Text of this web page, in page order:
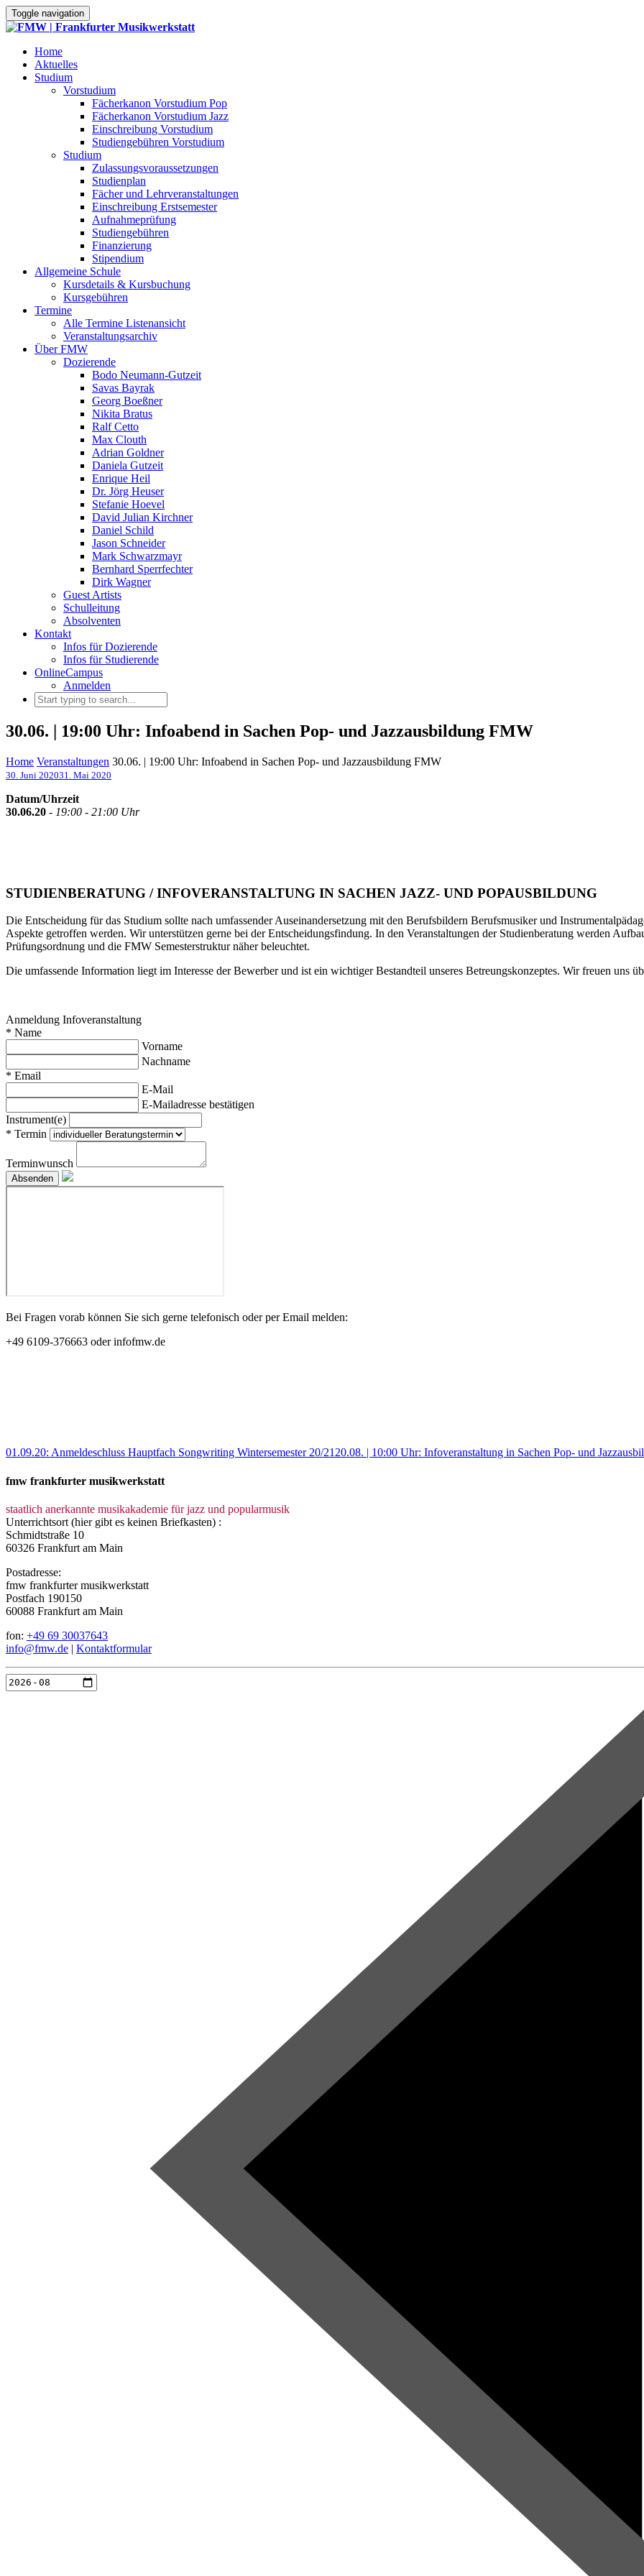
Toggle navigation
Home
Aktuelles
Studium
Vorstudium
Fächerkanon Vorstudium Pop
Fächerkanon Vorstudium Jazz
Einschreibung Vorstudium
Studiengebühren Vorstudium
Studium
Zulassungsvoraussetzungen
Studienplan
Fächer und Lehrveranstaltungen
Einschreibung Erstsemester
Aufnahmeprüfung
Studiengebühren
Finanzierung
Stipendium
Allgemeine Schule
Kursdetails & Kursbuchung
Kursgebühren
Termine
Alle Termine Listenansicht
Veranstaltungsarchiv
Über FMW
Dozierende
Bodo Neumann-Gutzeit
Savas Bayrak
Georg Boeßner
Nikita Bratus
Ralf Cetto
Max Clouth
Adrian Goldner
Daniela Gutzeit
Enrique Heil
Dr. Jörg Heuser
Stefanie Hoevel
David Julian Kirchner
Daniel Schild
Jason Schneider
Mark Schwarzmayr
Bernhard Sperrfechter
Dirk Wagner
Guest Artists
Schulleitung
Absolventen
Kontakt
Infos für Dozierende
Infos für Studierende
OnlineCampus
Anmelden
30.06. | 19:00 Uhr: Infoabend in Sachen Pop- und Jazzausbildung FMW
Home Veranstaltungen 30.06. | 19:00 Uhr: Infoabend in Sachen Pop- und Jazzausbildung FMW
30. Juni 202031. Mai 2020
Datum/Uhrzeit
30.06.20 - 19:00 - 21:00 Uhr
STUDIENBERATUNG / INFOVERANSTALTUNG IN SACHEN JAZZ- UND POPAUSBILDUNG
Die Entscheidung für das Studium sollte nach umfassender Auseinandersetzung mit den Berufsbildern Berufsmusiker und
Aspekte getroffen werden. Wir unterstützen gerne bei der Entscheidungsfindung. In den Veranstaltungen der Studienberatung werden
Prüfungsordnung und die FMW Semesterstruktur näher beleuchtet.
Die umfassende Information liegt im Interesse der Bewerber und ist ein wichtiger Bestandteil unseres Betreungskonzeptes. Wir freuen uns
Anmeldung Infoveranstaltung
* Name
Vorname
Nachname
* Email
E-Mail
E-Mailadresse bestätigen
Instrument(e)
* Termin
Terminwunsch
Bei Fragen vorab können Sie sich gerne telefonisch oder per Email melden:
+49 6109-376663 oder infofmw.de
01.09.20: Anmeldeschluss Hauptfach Songwriting Wintersemester 20/21 20.08. | 10:00 Uhr: Infoveranstaltung in Sachen Pop- und
fmw frankfurter musikwerkstatt
staatlich anerkannte musikakademie für jazz und popularmusik
Unterrichtsort (hier gibt es keinen Briefkasten) :
Schmidtstraße 10
60326 Frankfurt am Main
Postadresse:
fmw frankfurter musikwerkstatt
Postfach 190150
60088 Frankfurt am Main
fon: +49 69 30037643
info@fmw.de | Kontaktformular